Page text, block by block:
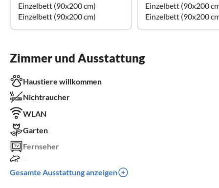
Einzelbett (90x200 cm)
Einzelbett (90x200 cm)
Einzelbett (90x200
Einzelbett (90x200
Zimmer und Ausstattung
Haustiere willkommen
Nichtraucher
WLAN
Garten
Fernseher
Spülmaschine
Gesamte Ausstattung anzeigen